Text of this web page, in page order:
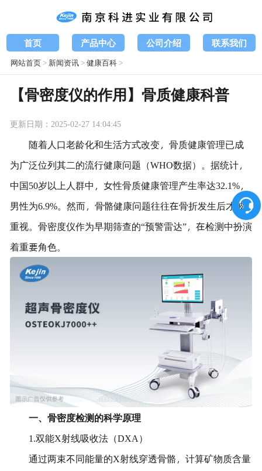
首页 产品中心 公司介绍 联系我们
网站首页> 新闻资讯>健康百科>
【骨密度仪的作用】骨质健康科普
更新日期：2025-02-27 14:04:45
随着人口老龄化和生活方式改变，骨质健康管理已成
为广泛位列其二的流行健康问题（WHO数据）。据统计，
中国50岁以上人群中，女性骨质健康管理产生率达32.1%，
男性为6.9%。然而，骨骼健康问题往往在骨折发生后才被
重视。骨密度仪作为早期筛查的“预警雷达”，在检测中扮演
着重要角色。
一、骨密度检测的科学原理
1.双能X射线吸收法（DXA）
通过两束不同能量的X射线穿透骨骼，计算矿物质含量